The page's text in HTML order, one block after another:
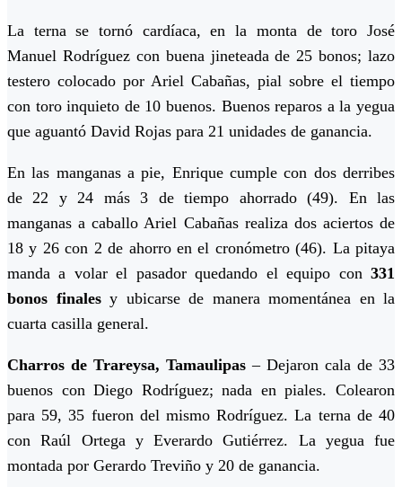
La terna se tornó cardíaca, en la monta de toro José
Manuel Rodríguez con buena jineteada de 25 bonos; lazo
testero colocado por Ariel Cabañas, pial sobre el tiempo
con toro inquieto de 10 buenos. Buenos reparos a la yegua
que aguantó David Rojas para 21 unidades de ganancia.
En las manganas a pie, Enrique cumple con dos derribes
de 22 y 24 más 3 de tiempo ahorrado (49). En las
manganas a caballo Ariel Cabañas realiza dos aciertos de
18 y 26 con 2 de ahorro en el cronómetro (46). La pitaya
manda a volar el pasador quedando el equipo con 331
bonos finalesy ubicarse de manera momentánea en la
cuarta casilla general.
Charros de Trareysa, Tamaulipas – Dejaron cala de 33
buenos con Diego Rodríguez; nada en piales. Colearon
para 59, 35 fueron del mismo Rodríguez. La terna de 40
con Raúl Ortega y Everardo Gutiérrez. La yegua fue
montada por Gerardo Treviño y 20 de ganancia.